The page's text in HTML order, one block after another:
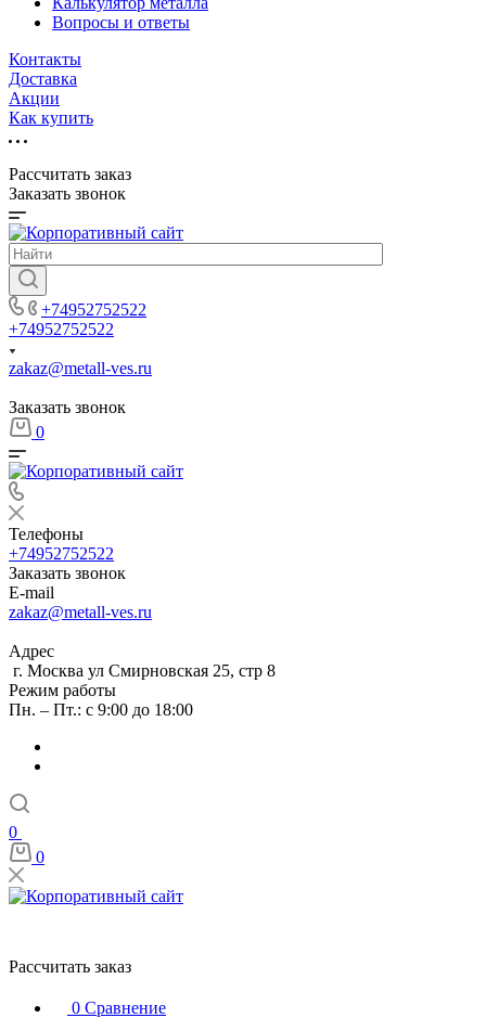
Вопросы и ответы
Контакты
Доставка
Акции
Как купить
Рассчитать заказ
Заказать звонок
+74952752522
+74952752522
zakaz@metall-ves.ru
Заказать звонок
0
Телефоны
+74952752522
Заказать звонок
E-mail
zakaz@metall-ves.ru
Адрес
г. Москва ул Смирновская 25, стр 8
Режим работы
Пн. – Пт.: с 9:00 до 18:00
0
0
Рассчитать заказ
0 Сравнение